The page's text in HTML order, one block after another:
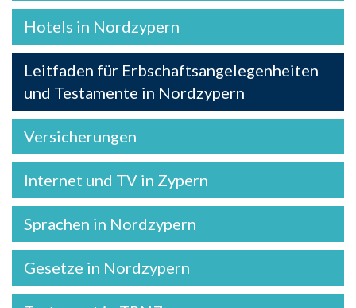
Hotels in Nordzypern
Leitfaden für Erbschaftsangelegenheiten
und Testamente in Nordzypern
Versicherungen
Internet und TV in Zypern
Sprachen in Nordzypern
Gesetze in Nordzypern